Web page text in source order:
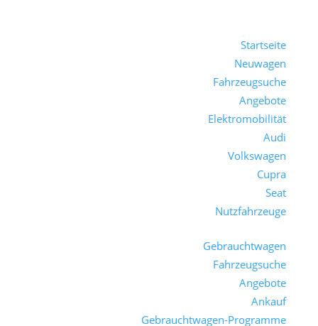
Startseite
Neuwagen
Fahrzeugsuche
Angebote
Elektromobilität
Audi
Volkswagen
Cupra
Seat
Nutzfahrzeuge
Gebrauchtwagen
Fahrzeugsuche
Angebote
Ankauf
Gebrauchtwagen-Programme